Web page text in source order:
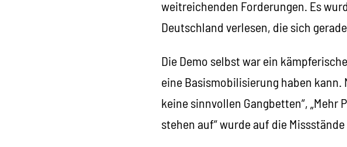
weitreichenden Forderungen. Es
Deutschland verlesen, die sich
Die Demo selbst war ein
eine Basismobilisierung haben kann.
keine sinnvollen Gangbetten“, „Mehr
stehen auf“ wurde auf die